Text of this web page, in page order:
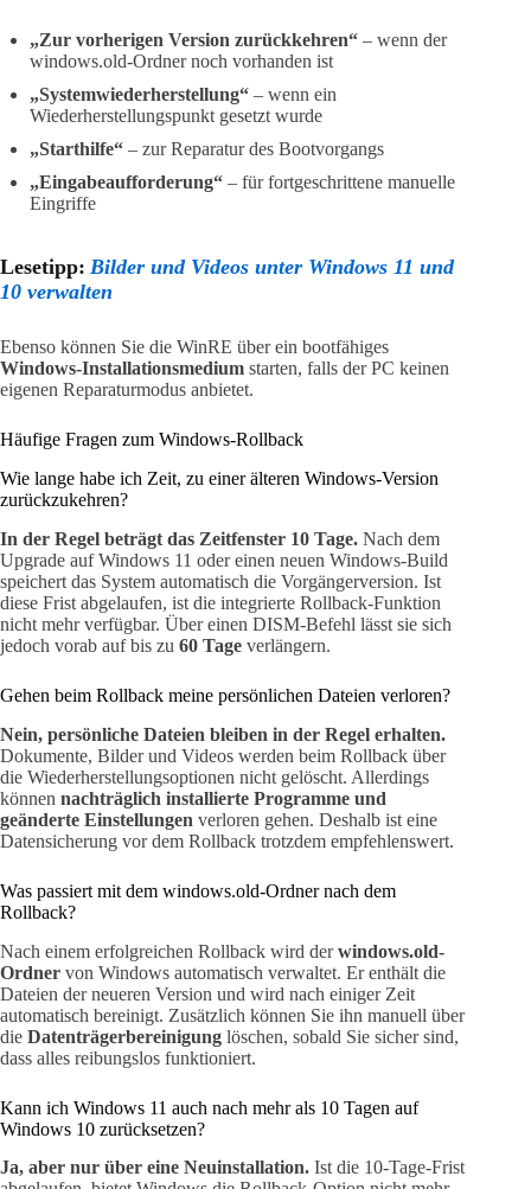
„Zur vorherigen Version zurückkehren“ – wenn der
windows.old-Ordner noch vorhanden ist
„Systemwiederherstellung“ – wenn ein
Wiederherstellungspunkt gesetzt wurde
„Starthilfe“ – zur Reparatur des Bootvorgangs
„Eingabeaufforderung“ – für fortgeschrittene manuelle
Eingriffe
Lesetipp: Bilder und Videos unter Windows 11 und
10 verwalten
Ebenso können Sie die WinRE über ein bootfähiges
Windows-Installationsmedium starten, falls der PC keinen
eigenen Reparaturmodus anbietet.
Häufige Fragen zum Windows-Rollback
Wie lange habe ich Zeit, zu einer älteren Windows-Version
zurückzukehren?
In der Regel beträgt das Zeitfenster 10 Tage. Nach dem
Upgrade auf Windows 11 oder einen neuen Windows-Build
speichert das System automatisch die Vorgängerversion. Ist
diese Frist abgelaufen, ist die integrierte Rollback-Funktion
nicht mehr verfügbar. Über einen DISM-Befehl lässt sie sich
jedoch vorab auf bis zu 60 Tage verlängern.
Gehen beim Rollback meine persönlichen Dateien verloren?
Nein, persönliche Dateien bleiben in der Regel erhalten.
Dokumente, Bilder und Videos werden beim Rollback über
die Wiederherstellungsoptionen nicht gelöscht. Allerdings
können nachträglich installierte Programme und
geänderte Einstellungen verloren gehen. Deshalb ist eine
Datensicherung vor dem Rollback trotzdem empfehlenswert.
Was passiert mit dem windows.old-Ordner nach dem
Rollback?
Nach einem erfolgreichen Rollback wird derwindows.old-
Ordner von Windows automatisch verwaltet. Er enthält die
Dateien der neueren Version und wird nach einiger Zeit
automatisch bereinigt. Zusätzlich können Sie ihn manuell über
die Datenträgerbereinigung löschen, sobald Sie sicher sind,
dass alles reibungslos funktioniert.
Kann ich Windows 11 auch nach mehr als 10 Tagen auf
Windows 10 zurücksetzen?
Ja, aber nur über eine Neuinstallation. Ist die 10-Tage-Frist